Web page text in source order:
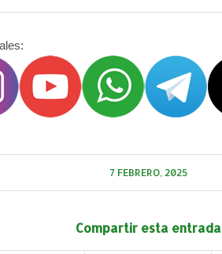
7 FEBRERO, 2025
Compartir esta entrada